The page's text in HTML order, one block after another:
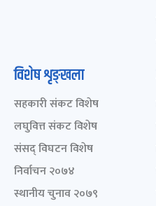
विशेष शृङ्खला
सहकारी संकट विशेष
लघुवित्त संकट विशेष
संसद् विघटन विशेष
निर्वाचन २०७४
स्थानीय चुनाव २०७९